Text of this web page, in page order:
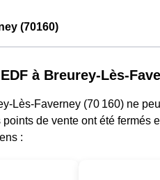
(70160)
à Breurey-Lès-
Lès-Faverney (70 160) ne
points de vente ont été
: